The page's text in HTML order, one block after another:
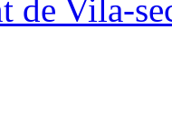
de Vila-